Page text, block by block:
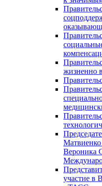
жизненно
Вероника
участие в